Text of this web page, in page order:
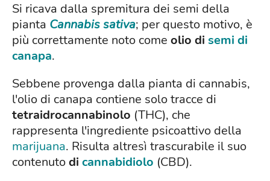
Si ricava dalla spremitura dei semi della
pianta Cannabis sativa; per questo motivo, è
più correttamente noto come olio di semi di
canapa.
Sebbene provenga dalla pianta di cannabis,
l'olio di canapa contiene solo tracce di
tetraidrocannabinolo (THC), che
rappresenta l'ingrediente psicoattivo della
marijuana. Risulta altresì trascurabile il suo
contenutodi cannabidiolo (CBD).